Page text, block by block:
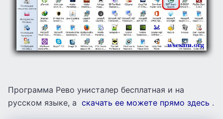
Программа Рево унисталер бесплатная и на
русском языке, а скачать ее можете прямо здесь .